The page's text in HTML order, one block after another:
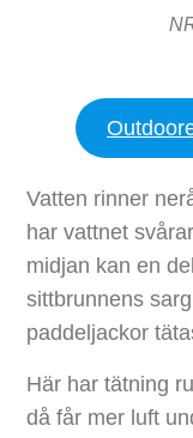
Vatten rinner
har vattnet
midjan kan en
sittbrunnens
paddeljackor
Här har tätning
då får mer luft